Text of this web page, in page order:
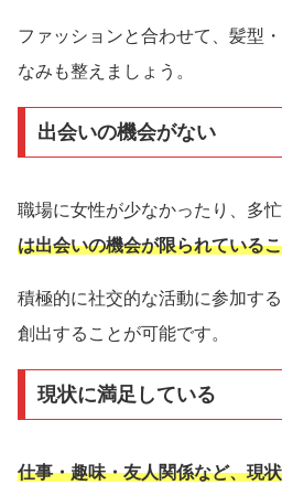
ファッションと合わせて、髪型
なみも整えましょう。
出会いの機会がない
職場に女性が少なかったり、多忙
は出会いの機会が限られている
積極的に社交的な活動に参加す
創出することが可能です。
現状に満足している
仕事・趣味・友人関係など、現